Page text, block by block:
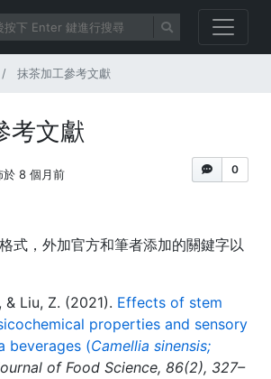
抹茶加工參考文獻
考文獻
0
於 8 個月前
式，外加官方和筆者添加的關鍵字以
& Liu, Z. (2021). Effects of stem
properties and sensory
beverages (Camellia sinensis;
of Food Science, 86(2), 327–